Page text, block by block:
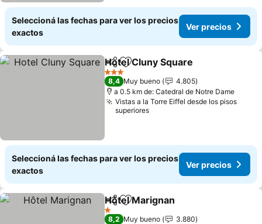
Seleccioná las fechas para ver los precios
exactos
Ver precios
CompartirAñadir a favoritos
Hotel Cluny Square
3 Estrellas
8,4 Muy bueno
4.805
a 0.5 km de: Catedral de Notre Dame
Vistas a la Torre Eiffel desde los pisos
superiores
Seleccioná las fechas para ver los precios
exactos
Ver precios
CompartirAñadir a favoritos
Hôtel Marignan
1 Estrellas
8,2 Muy bueno
3.880